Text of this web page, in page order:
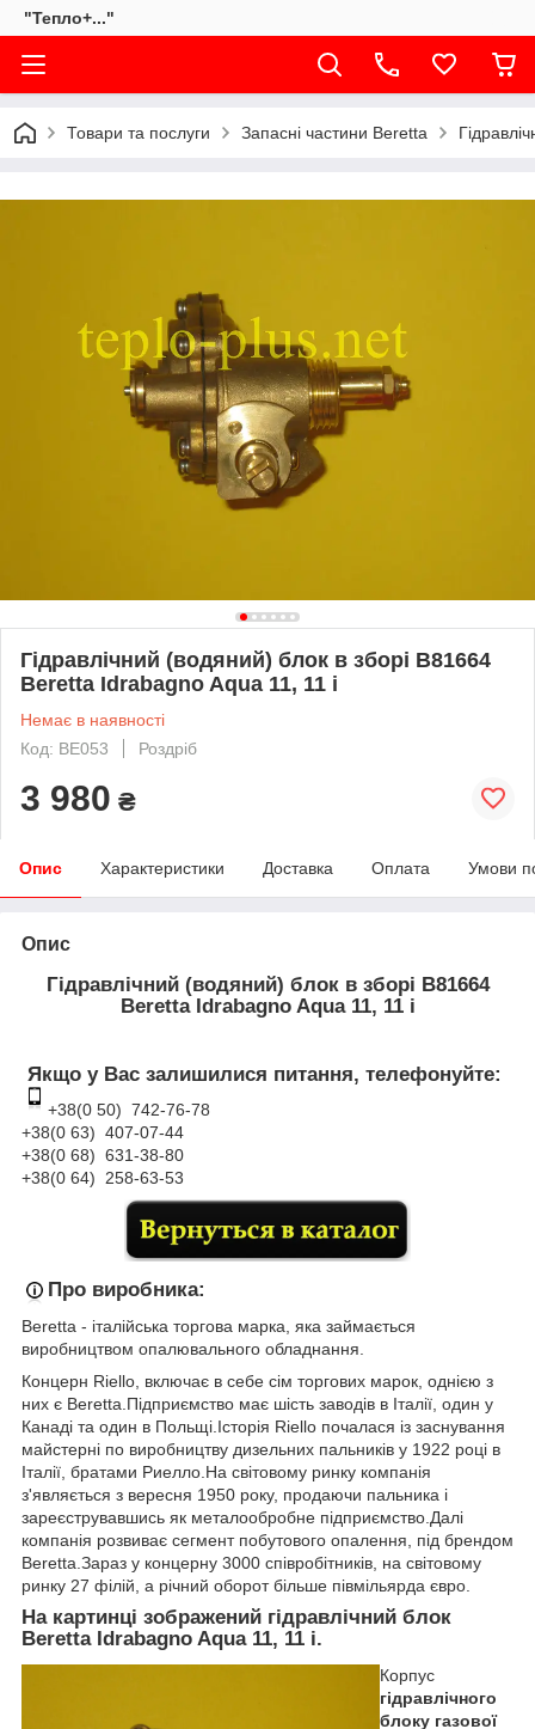
"Тепло+..."
Товари та послуги Запасні частини Beretta
Гідравлічний (водяний) блок в зборі B81664
Beretta Idrabagno Aqua 11, 11 i
Немає в наявності
Код: BE053
Роздріб
3 980 ₴
Опис Характеристики Доставка Оплата Умови
Опис
Гідравлічний (водяний) блок в зборі B81664
Beretta Idrabagno Aqua 11, 11 i
Якщо у Вас залишилися питання, телефонуйте:
+38(0 50) 742-76-78
+38(0 63) 407-07-44
+38(0 68) 631-38-80
+38(0 64) 258-63-53
Про виробника:
Beretta - італійська торгова марка, яка займається
виробництвом опалювального обладнання.
Концерн Riello, включає в себе сім торгових марок, однією з
них є Beretta.Підприємство має шість заводів в Італії, один у
Канаді та один в Польщі.Історія Riello почалася із заснування
майстерні по виробництву дизельних пальників у 1922 році в
Італії, братами Риелло.На світовому ринку компанія
з'являється з вересня 1950 року, продаючи пальника і
зареєструвавшись як металообробне підприємство.Далі
компанія розвиває сегмент побутового опалення, під брендом
Beretta.Зараз у концерну 3000 співробітників, на світовому
ринку 27 філій, а річний оборот більше півмільярда євро.
На картинці зображений гідравлічний блок
Beretta Idrabagno Aqua 11, 11 i.
Корпус
гідравлічного
блоку газової